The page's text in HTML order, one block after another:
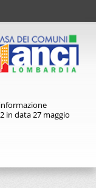
in data 27 maggio